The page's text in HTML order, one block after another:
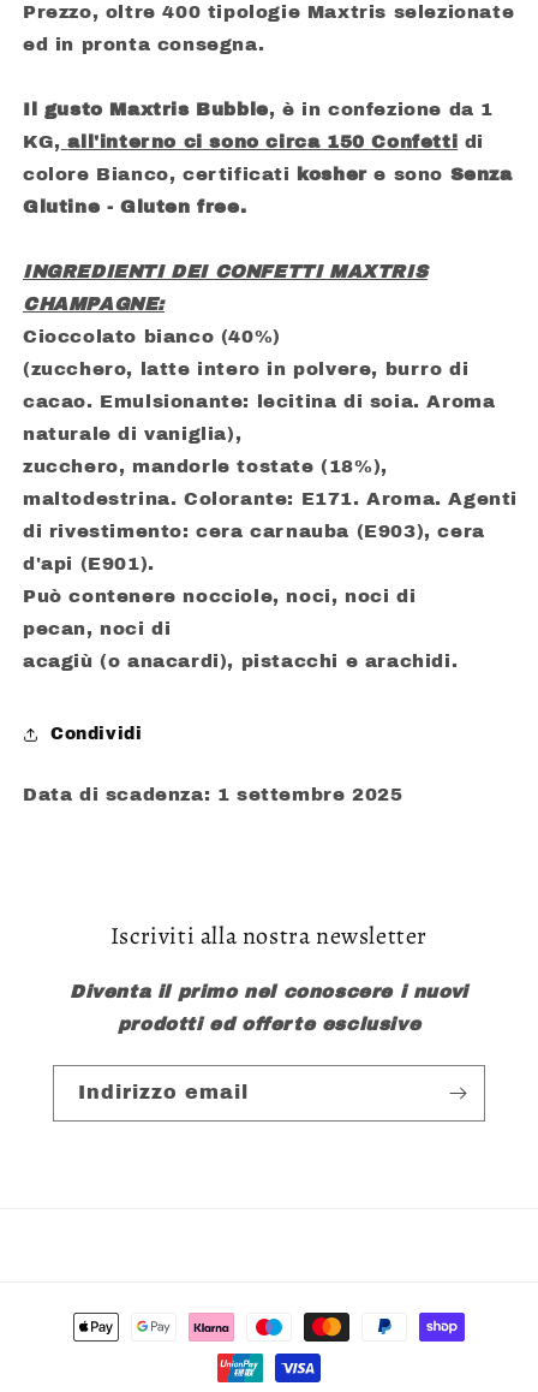
Prezzo, oltre 400 tipologie Maxtris selezionate
ed in pronta consegna.
Il gusto Maxtris Bubble, è in confezione da 1
KG, all'interno ci sono circa 150 Confetti di
colore Bianco, certificati
koshere sono Senza
Glutine - Gluten free.
INGREDIENTI DEI CONFETTI MAXTRIS
CHAMPAGNE:
Cioccolato bianco (40%)
(zucchero, latte intero in polvere, burro di
cacao. Emulsionante: lecitina di soia. Aroma
naturale di vaniglia),
zucchero, mandorle tostate (18%),
maltodestrina. Colorante: E171. Aroma. Agenti
di rivestimento: cera carnauba (E903), cera
d'api (E901).
Può contenere nocciole, noci, noci di
pecan, noci di
acagiù (o anacardi), pistacchi e arachidi.
Condividi
Data di scadenza: 1 settembre 2025
Iscriviti alla nostra newsletter
Diventa il primo nel conoscere i nuovi
prodotti ed offerte esclusive
Indirizzo email
Metodi